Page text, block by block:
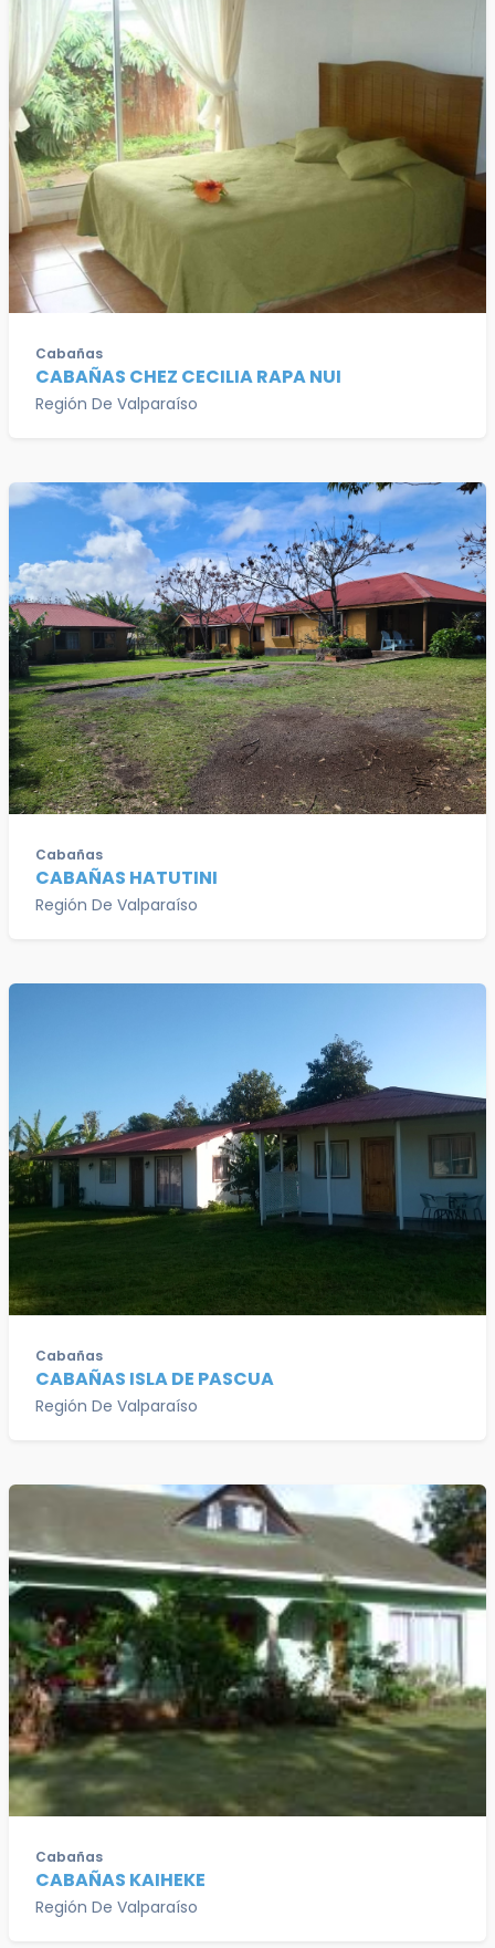
Cabañas
CABAÑAS CHEZ CECILIA RAPA NUI
Región De Valparaíso
Cabañas
CABAÑAS HATUTINI
Región De Valparaíso
Cabañas
CABAÑAS ISLA DE PASCUA
Región De Valparaíso
Cabañas
CABAÑAS KAIHEKE
Región De Valparaíso